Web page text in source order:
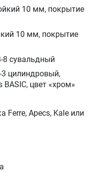
10 мм, покрытие
10 мм, покрытие
8 сувальдный
цилиндровый,
цвет «хром»
Ferre, Apecs, Kale или